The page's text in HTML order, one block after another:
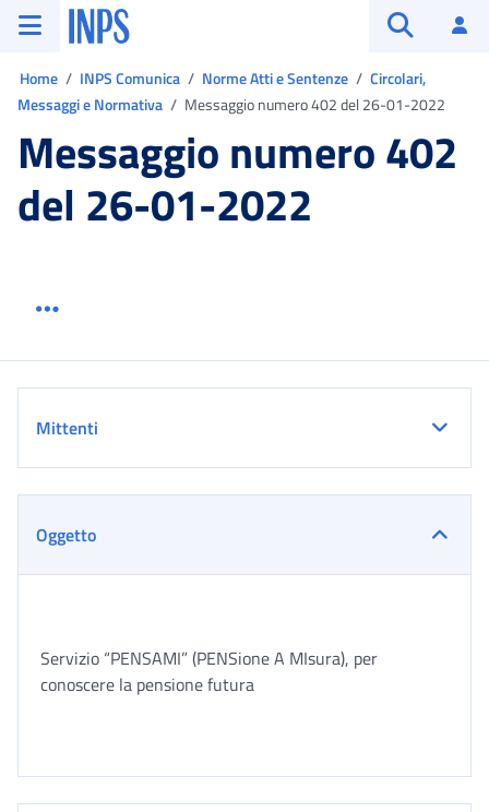
Vai al menu principale
Vai al contenuto principale
Vai al pie' di pagina
INPS ()
Home INPS Comunica Norme Atti e Sentenze
Circolari,
Messaggi e Normativa
Messaggio numero 402 del 26-01-2022
Messaggio numero 402
del 26-01-2022
Mittenti
Oggetto
Servizio “PENSAMI” (PENSione A MIsura), per
conoscere la pensione futura